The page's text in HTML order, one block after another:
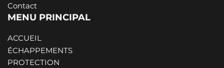
Contact
MENU PRINCIPAL
ACCUEIL
ÉCHAPPEMENTS
PROTECTION